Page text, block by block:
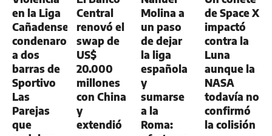
en la Liga
Cañadense:
condenaron
a dos
barras de
Sportivo
Las
Parejas
que
Central
renovó el
swap de
US$
20.000
millones
con China
y
extendió
Molina a
un paso
de dejar
la liga
española
y
sumarse
a la
Roma:
de Space X
impactó
contra la
Luna
aunque la
NASA
todavía no
confirmó
la colisión